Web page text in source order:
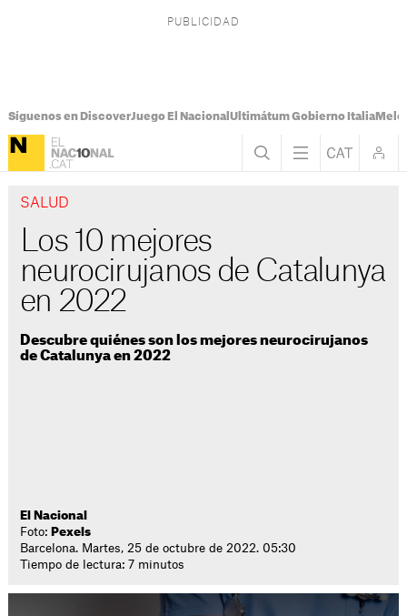
Síguenos en DiscoverJuego El Nacional Ultimátum Gobierno Italia
SALUD
Los 10 mejores
neurocirujanos de Catalunya
en 2022
Descubre quiénes son los mejores neurocirujanos
de Catalunya en 2022
El Nacional
Foto: Pexels
Barcelona. Martes, 25 de octubre de 2022. 05:30
Tiempo de lectura: 7 minutos